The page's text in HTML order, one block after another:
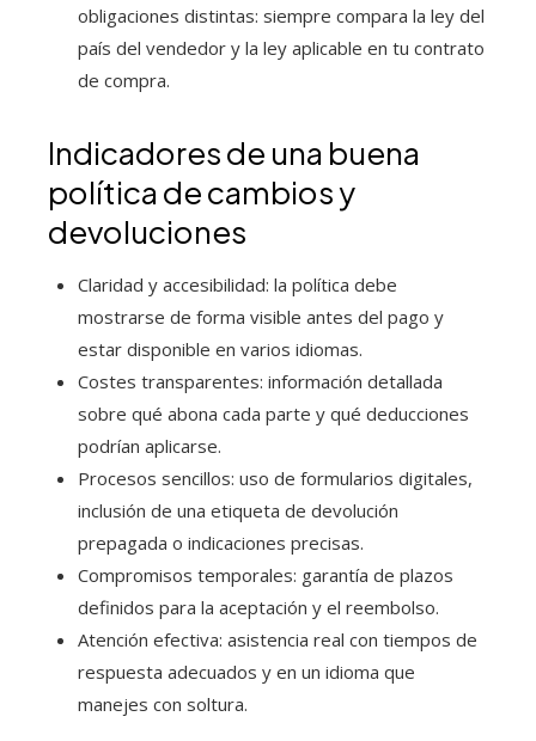
obligaciones distintas: siempre compara la ley del
país del vendedor y la ley aplicable en tu contrato
de compra.
Indicadores de una buena
política de cambios y
devoluciones
Claridad y accesibilidad: la política debe
mostrarse de forma visible antes del pago y
estar disponible en varios idiomas.
Costes transparentes: información detallada
sobre qué abona cada parte y qué deducciones
podrían aplicarse.
Procesos sencillos: uso de formularios digitales,
inclusión de una etiqueta de devolución
prepagada o indicaciones precisas.
Compromisos temporales: garantía de plazos
definidos para la aceptación y el reembolso.
Atención efectiva: asistencia real con tiempos de
respuesta adecuados y en un idioma que
manejes con soltura.